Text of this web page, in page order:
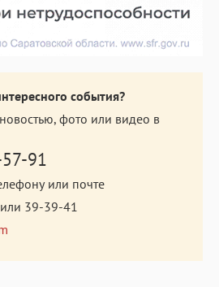
события?
фото или видео в
91
или почте
или 39-39-41